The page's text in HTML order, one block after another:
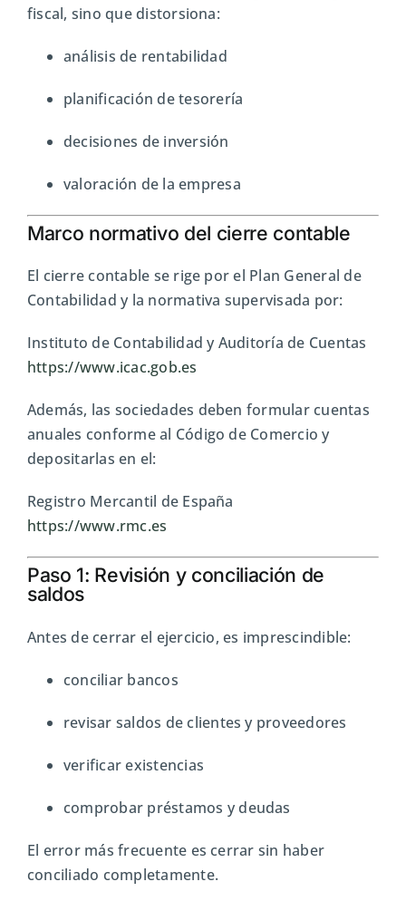
fiscal, sino que distorsiona:
análisis de rentabilidad
planificación de tesorería
decisiones de inversión
valoración de la empresa
Marco normativo del cierre contable
El cierre contable se rige por el Plan General de
Contabilidad y la normativa supervisada por:
Instituto de Contabilidad y Auditoría de Cuentas
https://www.icac.gob.es
Además, las sociedades deben formular cuentas
anuales conforme al Código de Comercio y
depositarlas en el:
Registro Mercantil de España
https://www.rmc.es
Paso 1: Revisión y conciliación de
saldos
Antes de cerrar el ejercicio, es imprescindible:
conciliar bancos
revisar saldos de clientes y proveedores
verificar existencias
comprobar préstamos y deudas
El error más frecuente es cerrar sin haber
conciliado completamente.